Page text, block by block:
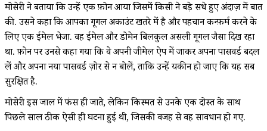
मोसेरी ने बताया कि उन्हें एक फ़ोन आया जिसमें किसी ने बड़े सधे हुए अंदाज़ में बात
की. उसने कहा कि आपका गूगल अकाउंट खतरे में है और पहचान कन्फ़र्म करने के
लिए एक ईमेल भेजा. वह ईमेल और डोमेन बिलकुल असली गूगल जैसा दिख रहा
था. फ़ोन पर उनसे कहा गया कि वे अपनी जीमेल ऐप में जाकर अपना पासवर्ड बदल
लें और अपना नया पासवर्ड ज़ोर से न बोलें, ताकि उन्हें यकीन हो जाए कि यह सब
सुरक्षित है.
मोसेरी इस जाल में फंस ही जाते, लेकिन किस्मत से उनके एक दोस्त के साथ
पिछले साल ठीक ऐसी ही घटना हुई थी, जिसकी वजह से वह सावधान हो गए.